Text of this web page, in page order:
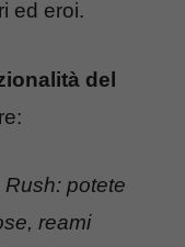
ed eroi.
del
potete
reami